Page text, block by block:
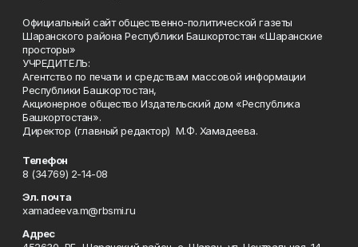
Официальный сайт общественно-политической газеты
Шаранского района Республики Башкортостан «Шаранские
просторы»
УЧРЕДИТЕЛЬ:
Агентство по печати и средствам массовой информации
Республики Башкортостан,
Акционерное общество Издательский дом «Республика
Башкортостан».
Директор (главный редактор) М.Ф. Хамадеева.
Телефон
8 (34769) 2-14-08
Эл. почта
xamadeeva.m@rbsmi.ru
Адрес